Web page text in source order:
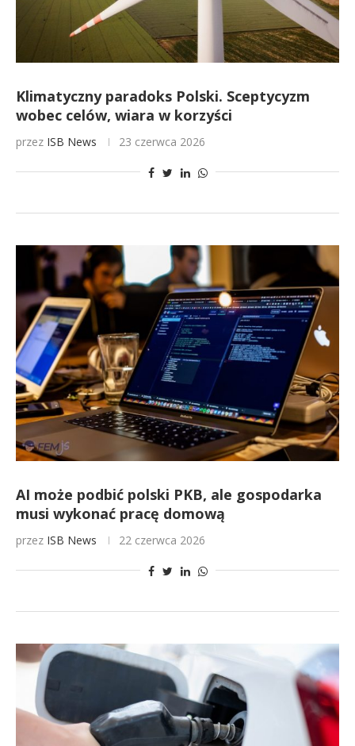
Klimatyczny paradoks Polski. Sceptycyzm
wobec celów, wiara w korzyści
przez ISB News 23 czerwca 2026
AI może podbić polski PKB, ale gospodarka
musi wykonać pracę domową
przez ISB News 22 czerwca 2026